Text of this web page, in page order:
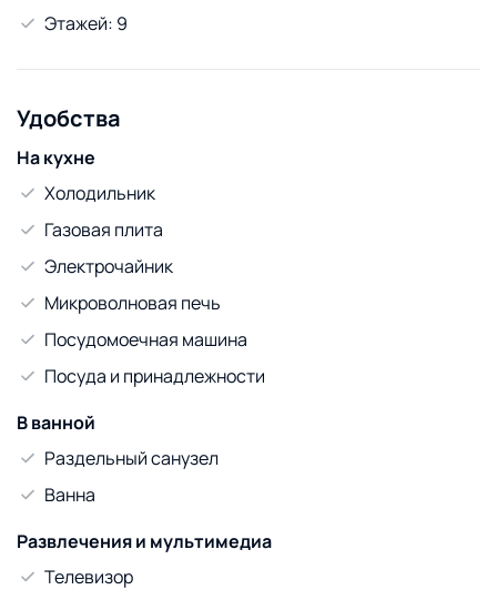
Этажей: 9
Удобства
На кухне
Холодильник
Газовая плита
Электрочайник
Микроволновая печь
Посудомоечная машина
Посуда и принадлежности
В ванной
Раздельный санузел
Ванна
Развлечения и мультимедиа
Телевизор